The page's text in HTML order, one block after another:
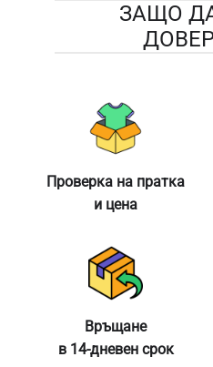
ЗАЩО
Проверка на пратка
и цена
Връщане
в 14-дневен срок